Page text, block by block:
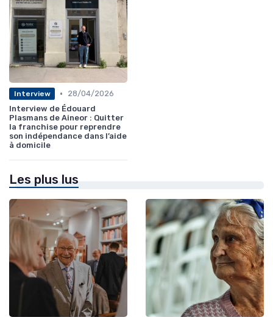
Interview •
28/04/2026
Interview de Édouard
Plasmans de Aineor : Quitter
la franchise pour reprendre
son indépendance dans l’aide
à domicile
Les plus lus